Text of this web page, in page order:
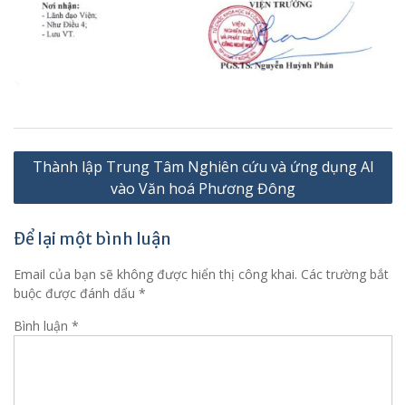
Điều
bài
viết
Thành lập Trung Tâm Nghiên cứu và ứng dụng AI
vào Văn hoá Phương Đông
Để lại một bình luận
Email của bạn sẽ không được hiển thị công khai. Các trường bắt
buộc được đánh dấu *
Bình luận *